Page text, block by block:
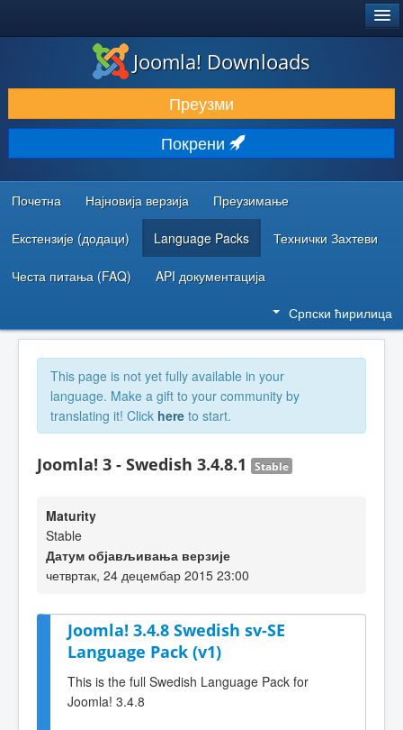
ПРЕУЗИМАЊЕ И ПРОШИРЕЊА (ЕКСТЕНЗИЈЕ)
ОТКРИЈТЕ И НАУЧИТЕ
ЗАЈЕДНИЦА И ПОДРШКА
РЕСУРСИ ЗА РАЗВОЈ
Joomla! Downloads
Преузми
Покрени
Почетна Најновија верзија Преузимање
Екстензије (додаци) Language Packs Технички Захтеви
Честа питања (FAQ) API документација
Српски ћирилица
This page is not yet fully available in your
language. Make a gift to your community by
translating it! Click here to start.
Joomla! 3 - Swedish 3.4.8.1 Stable
Maturity
Stable
Датум објављивања верзије
четвртак, 24 децембар 2015 23:00
Joomla! 3.4.8 Swedish sv-SE
Language Pack (v1)
This is the full Swedish Language Pack for
Joomla! 3.4.8